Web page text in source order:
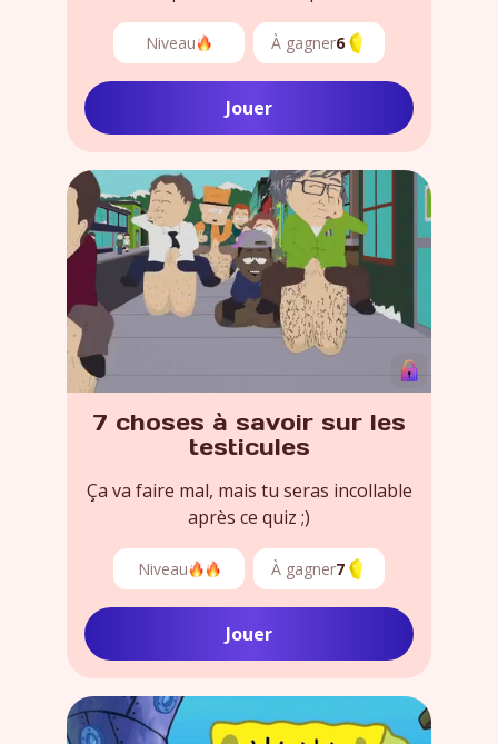
Niveau À gagner6
Jouer
7 choses à savoir sur les
testicules
Ça va faire mal, mais tu seras incollable
après ce quiz ;)
Niveau À gagner7
Jouer